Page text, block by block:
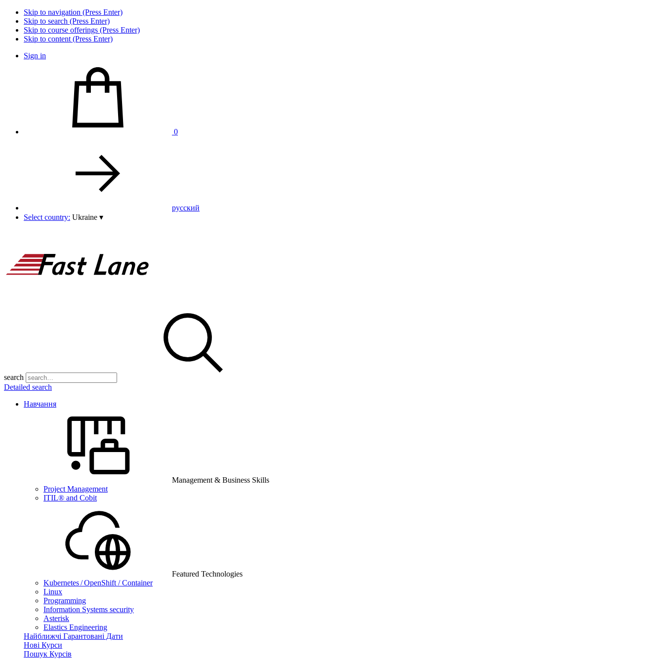
Skip to navigation (Press Enter)
Skip to search (Press Enter)
Skip to course offerings (Press Enter)
Skip to content (Press Enter)
Sign in
0
pусский
Select country: Ukraine ▾
search
Detailed search
Навчання
Management & Business Skills
Project Management
ITIL® and Cobit
Featured Technologies
Kubernetes / OpenShift / Container
Linux
Programming
Information Systems security
Asterisk
Elastics Engineering
Найближчі Гарантовані Дати
Нові Курси
Пошук Курсів